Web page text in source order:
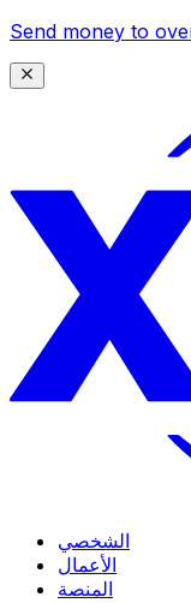
Send money to
الشخصي
الأعمال
المنصة